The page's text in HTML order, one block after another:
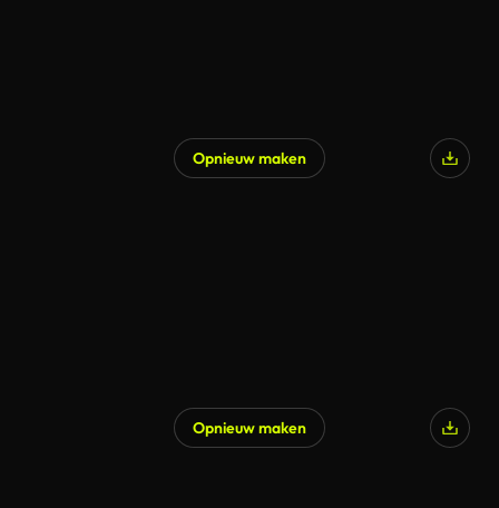
Opnieuw maken
Opnieuw maken